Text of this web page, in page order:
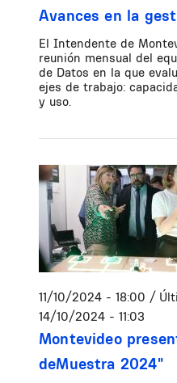
Avances en la
El Intendente de
reunión mensual del
de Datos en la que
ejes de trabajo:
y uso.
11/10/2024 - 18:00 /
14/10/2024 - 11:03
Montevideo
deMuestra 2024"